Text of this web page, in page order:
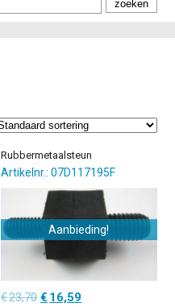
Rubbermetaalsteun
Artikelnr.: 07D117195F
Aanbieding!
€23,70 Oorspronkelijke
€ 16,59Huidige